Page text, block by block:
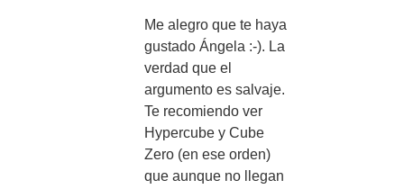
Me alegro que te haya
gustado Ángela :-). La
verdad que el
argumento es salvaje.
Te recomiendo ver
Hypercube y Cube
Zero (en ese orden)
que aunque no llegan